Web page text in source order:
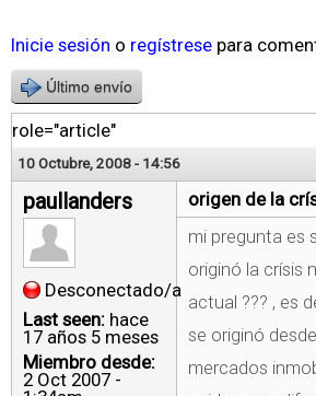
Inicie sesión o regístrese para
Último envío
role="article"
10 Octubre, 2008 - 14:56
paullanders
Desconectado/a
Last seen: hace
17 años 5 meses
Miembro desde:
2 Oct 2007 -
origen de la
mi pregunta es
originó la crísis
actual ??? , es
se originó
mercados